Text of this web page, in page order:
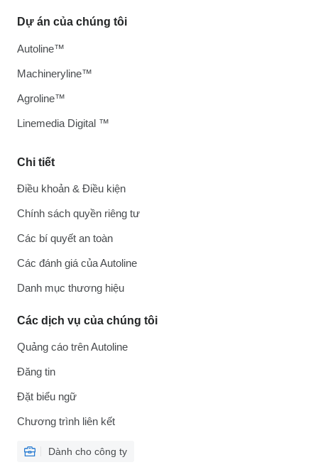
Chi tiết
Điều khoản & Điều kiện
Chính sách quyền riêng tư
Các bí quyết an toàn
Các đánh giá của Autoline
Danh mục thương hiệu
Các dịch vụ của chúng tôi
Quảng cáo trên Autoline
Đăng tin
Đặt biểu ngữ
Chương trình liên kết
Dành cho công ty
Dự án của chúng tôi
Autoline™
Machineryline™
Agroline™
Linemedia Digital ™